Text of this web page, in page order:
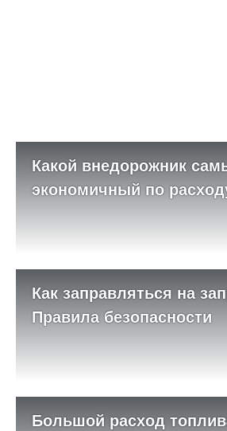
Какой внедорожник
экономичный по
Как заправляться на
Правила безопасности
Большой расход